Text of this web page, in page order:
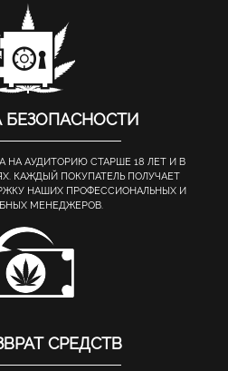
БЕЗОПАСНОСТИ
НА АУДИТОРИЮ СТАРШЕ 18 ЛЕТ И В
КАЖДЫЙ ПОКУПАТЕЛЬ ПОЛУЧАЕТ
НАШИХ ПРОФЕССИОНАЛЬНЫХ И
МЕНЕДЖЕРОВ.
СРЕДСТВ